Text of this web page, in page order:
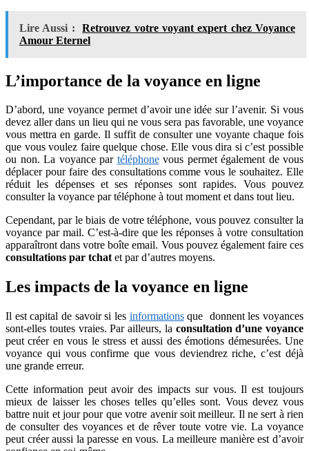
Lire Aussi :
Retrouvez votre voyant expert chez Voyance
Amour Eternel
L’importance de la voyance en ligne
D’abord, une voyance permet d’avoir une idée sur l’avenir. Si vous
devez aller dans un lieu qui ne vous sera pas favorable, une voyance
vous mettra en garde. Il suffit de consulter une voyante chaque fois
que vous voulez faire quelque chose. Elle vous dira si c’est possible
ou non. La voyance par téléphonevous permet également de vous
déplacer pour faire des consultations comme vous le souhaitez. Elle
réduit les dépenses et ses réponses sont rapides. Vous pouvez
consulter la voyance par téléphone à tout moment et dans tout lieu.
Cependant, par le biais de votre téléphone, vous pouvez consulter la
voyance par mail. C’est-à-dire que les réponses à votre consultation
apparaîtront dans votre boîte email. Vous pouvez également faire ces
consultations par tchatet par d’autres moyens.
Les impacts de la voyance en ligne
Il est capital de savoir si les informationsque donnent les voyances
sont-elles toutes vraies. Par ailleurs, la consultation d’une voyance
peut créer en vous le stress et aussi des émotions démesurées. Une
voyance qui vous confirme que vous deviendrez riche, c’est déjà
une grande erreur.
Cette information peut avoir des impacts sur vous. Il est toujours
mieux de laisser les choses telles qu’elles sont. Vous devez vous
battre nuit et jour pour que votre avenir soit meilleur. Il ne sert à rien
de consulter des voyances et de rêver toute votre vie. La voyance
peut créer aussi la paresse en vous. La meilleure manière est d’avoir